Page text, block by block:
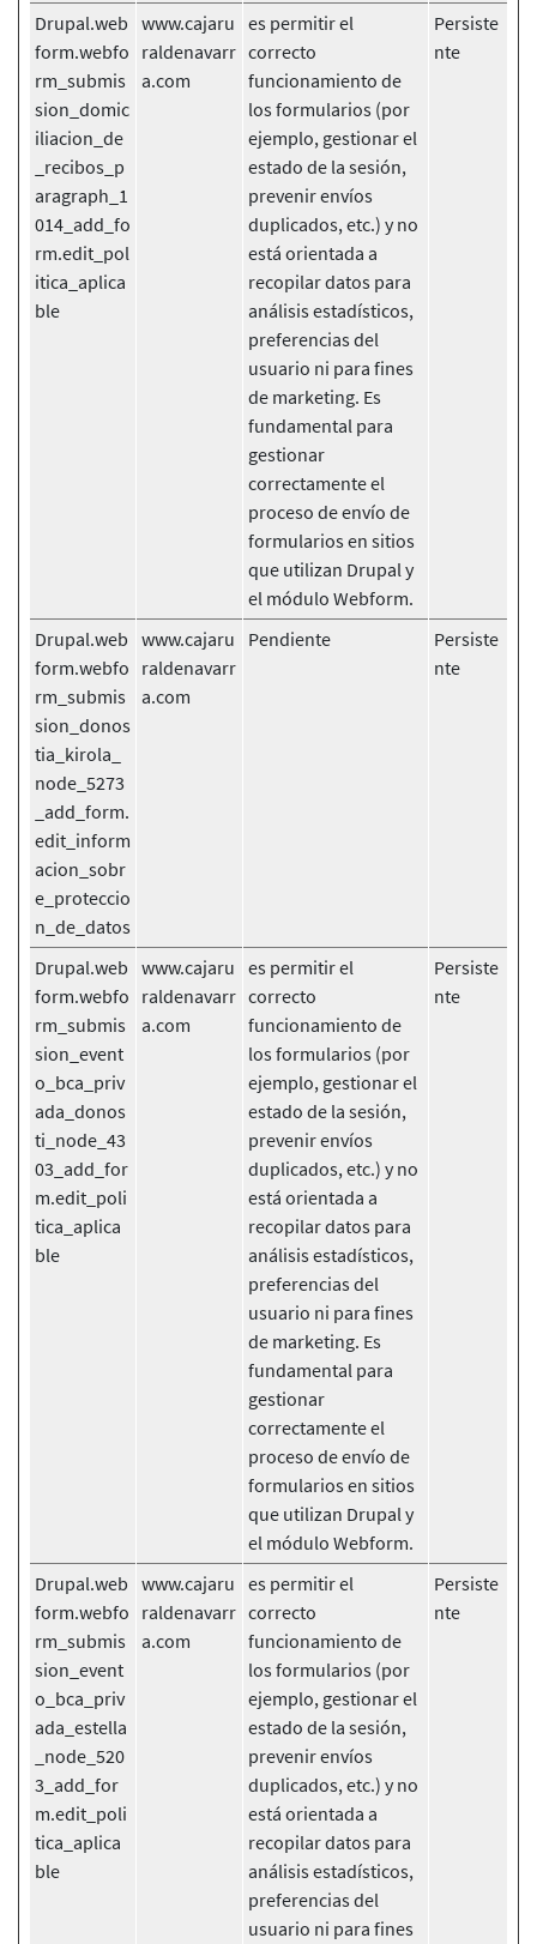
Drupal.web
form.webfo
rm_submis
sion_domic
iliacion_de
_recibos_p
aragraph_1
014_add_fo
rm.edit_pol
itica_aplica
ble
www.cajaru
raldenavarr
a.com
es permitir el
correcto
funcionamiento de
los formularios (por
ejemplo, gestionar el
estado de la sesión,
prevenir envíos
duplicados, etc.) y no
está orientada a
recopilar datos para
análisis estadísticos,
preferencias del
usuario ni para fines
de marketing. Es
fundamental para
gestionar
correctamente el
proceso de envío de
formularios en sitios
que utilizan Drupal y
el módulo Webform.
Persiste
nte
Drupal.web
form.webfo
rm_submis
sion_donos
tia_kirola_
node_5273
_add_form.
edit_inform
acion_sobr
e_proteccio
n_de_datos
www.cajaru
raldenavarr
a.com
Pendiente
Persiste
nte
Drupal.web
form.webfo
rm_submis
sion_event
o_bca_priv
ada_donos
ti_node_43
03_add_for
m.edit_poli
tica_aplica
ble
www.cajaru
raldenavarr
a.com
es permitir el
correcto
funcionamiento de
los formularios (por
ejemplo, gestionar el
estado de la sesión,
prevenir envíos
duplicados, etc.) y no
está orientada a
recopilar datos para
análisis estadísticos,
preferencias del
usuario ni para fines
de marketing. Es
fundamental para
gestionar
correctamente el
proceso de envío de
formularios en sitios
que utilizan Drupal y
el módulo Webform.
Persiste
nte
Drupal.web
form.webfo
rm_submis
sion_event
o_bca_priv
ada_estella
_node_520
3_add_for
m.edit_poli
tica_aplica
ble
www.cajaru
raldenavarr
a.com
es permitir el
correcto
funcionamiento de
los formularios (por
ejemplo, gestionar el
estado de la sesión,
prevenir envíos
duplicados, etc.) y no
está orientada a
recopilar datos para
análisis estadísticos,
preferencias del
usuario ni para fines
Persiste
nte